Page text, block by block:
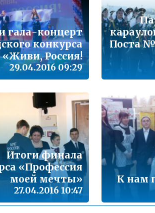
резерва: Ваш
ИДЁТ В ДЕТСКИЙ САД
доверия
линия» для сообщения
в социально опасной
линии по вопросам
государственной итоговой
программам основного
и среднего общего
гала-концерт
конкурса
«Живи, Россия!
29.04.2016 09:29
Поста
Итоги финала
«Профессия
моей мечты»
27.04.2016 10:47
К нам